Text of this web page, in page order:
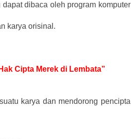
dibaca oleh program komputer
karya orisinal.
Cipta Merek di Lembata”
karya dan mendorong pencipta